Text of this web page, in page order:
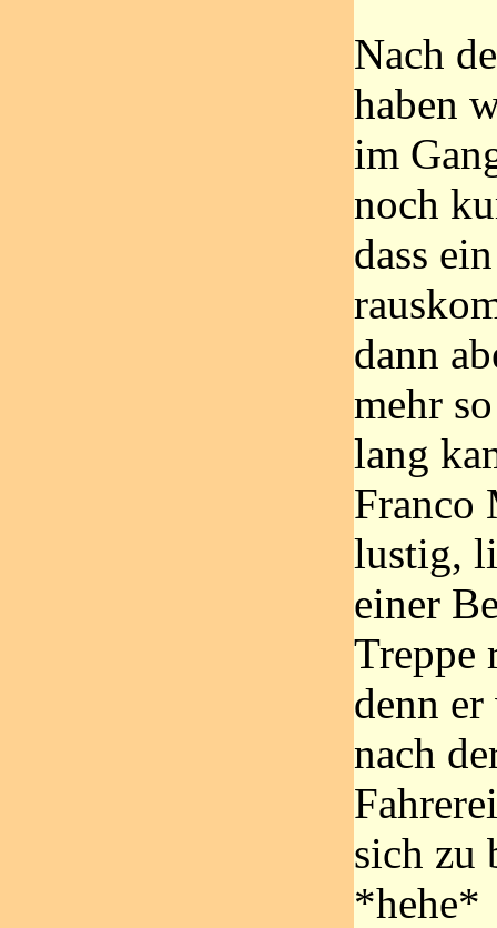
Nach
haben
im
noch
dass
dann
mehr
lang
Franco
lustig,
einer
Treppe
denn
nach
sich zu